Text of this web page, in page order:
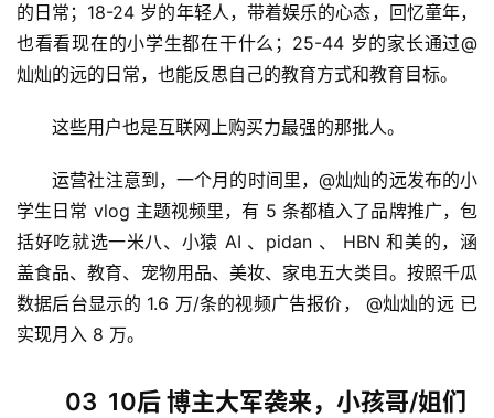
的日常；18-24 岁的年轻人，带着娱乐的心态，回忆童年，
也看看现在的小学生都在干什么；25-44 岁的家长通过@
灿灿的远的日常，也能反思自己的教育方式和教育目标。
这些用户也是互联网上购买力最强的那批人。
运营社注意到，一个月的时间里，@灿灿的远发布的小
学生日常 vlog 主题视频里，有 5 条都植入了品牌推广，包
括好吃就选一米八、小猿 AI 、pidan 、 HBN 和美的，涵
盖食品、教育、宠物用品、美妆、家电五大类目。按照千瓜
数据后台显示的 1.6 万/条的视频广告报价， @灿灿的远 已
实现月入 8 万。
03 10后 博主大军袭来，小孩哥/姐们